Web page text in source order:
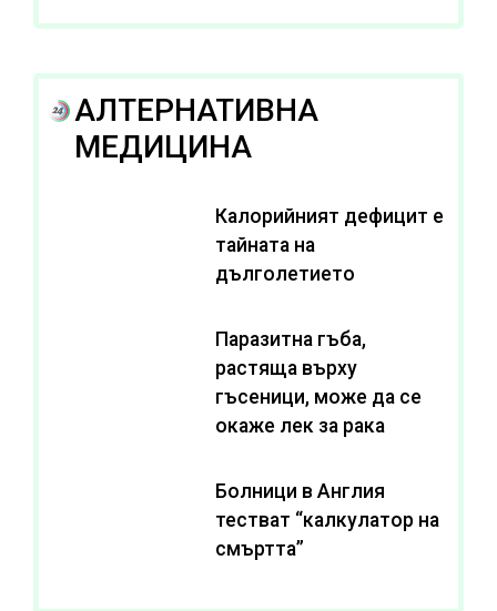
АЛТЕРНАТИВНА
МЕДИЦИНА
Калорийният дефицит е
тайната на
дълголетието
Паразитна гъба,
растяща върху
гъсеници, може да се
окаже лек за рака
Болници в Англия
тестват “калкулатор на
смъртта”